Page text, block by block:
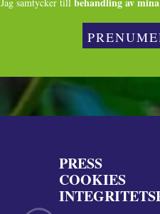
PRESS
COOKIES